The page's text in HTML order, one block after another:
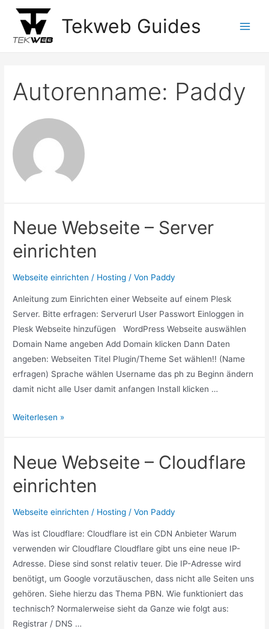
Zum
Inhalt
springen
Tekweb Guides
Autorenname: Paddy
Neue Webseite – Server
einrichten
Webseite einrichten / Hosting / Von Paddy
Anleitung zum Einrichten einer Webseite auf einem Plesk
Server. Bitte erfragen: Serverurl User Passwort Einloggen in
Plesk Webseite hinzufügen WordPress Webseite auswählen
Domain Name angeben Add Domain klicken Dann Daten
angeben: Webseiten Titel Plugin/Theme Set wählen!! (Name
erfragen) Sprache wählen Username das ph zu Beginn ändern
damit nicht alle User damit anfangen Install klicken …
Neue
Server
einrichten
Weiterlesen »
Neue Webseite – Cloudflare
einrichten
Webseite einrichten / Hosting / Von Paddy
Was ist Cloudflare: Cloudflare ist ein CDN Anbieter Warum
verwenden wir Cloudflare Cloudflare gibt uns eine neue IP-
Adresse. Diese sind sonst relativ teuer. Die IP-Adresse wird
benötigt, um Google vorzutäuschen, dass nicht alle Seiten uns
gehören. Siehe hierzu das Thema PBN. Wie funktioniert das
technisch? Normalerweise sieht da Ganze wie folgt aus:
Registrar / DNS …